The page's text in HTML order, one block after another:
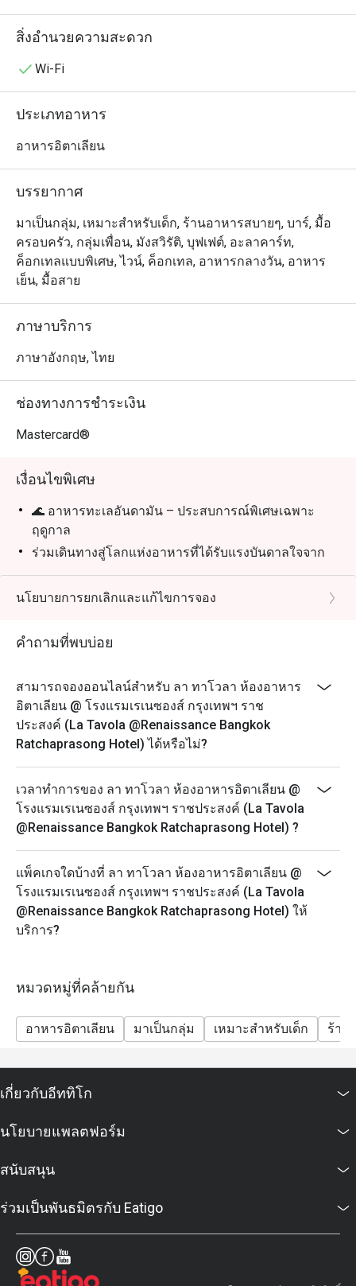
อย่างพิถีพิถัน อาทิ อาหารทะเลสดใหม่ เครื่องเทศอิตาเลียน
พื้นบ้าน รังสรรค์ในครัวเปิดที่ลูกค้าสามารถมองเห็นและ
อบอุ่นเหมือนอยู่บ้าน อีกทั้งเครื่องดื่มที่คัดสรรมาอย่างดีเพื่อ
อิตาเลียน หรือค๊อกเทลต่างๆ
สิ่งอำนวยความสะดวก
Wi-Fi
ประเภทอาหาร
อาหารอิตาเลียน
บรรยากาศ
มาเป็นกลุ่ม, เหมาะสำหรับเด็ก, ร้านอาหารสบายๆ, บาร์, มื้อ
ครอบครัว, กลุ่มเพื่อน, มังสวิรัติ, บุฟเฟต์, อะลาคาร์ท,
ค็อกเทลแบบพิเศษ, ไวน์, ค็อกเทล, อาหารกลางวัน, อาหาร
เย็น, มื้อสาย
ภาษาบริการ
ภาษาอังกฤษ, ไทย
ช่องทางการชำระเงิน
Mastercard®
เงื่อนไขพิเศษ
🌊 อาหารทะเลอันดามัน – ประสบการณ์พิเศษเฉพาะ
ฤดูกาล
ร่วมเดินทางสู่โลกแห่งอาหารที่ได้รับแรงบันดาลใจจาก
ขุมทรัพย์แห่งทะเลอันดามันและรสชาติอันเป็นอมตะของ
ภูเก็ตชั้นดี กุ้งอันดามันสดใหม่ และอาหารทะเลตาม
ฤดูกาลชั้นเลิศ นำเสนอความเข้มข้นของวัตถุดิบท้องถิ่น
จากท้องทะเลสู่โต๊ะอาหาร เมนูพิเศษนี้เฉลิมฉลองเสน่ห์
อันมีชีวิตชีวาของชายฝั่งทางใต้ของประเทศไทย ยกระดับ
ด้วยความอบอุ่น ความหรูหรา และฝีมือการทำอาหาร
อิตาเลียน
การเฉลิมฉลองแห่งท้องทะเล – สดใหม่ หรูหรา และเป็น
เอกลักษณ์เฉพาะของ La Tavola
💰 ราคาเริ่มต้นที่ THB 690++
📅 โปรโมชั่นนี้ใช้ได้ถึง 31 สิงหาคม 2569
🍽 อาหารกลางวัน: 12:00 – 15:00 น.
🌙 อาหารเย็น: 18:00 – 22:30 น.
⚠ เมนูตามฤดูกาล – มีให้บริการในระยะเวลาจำกัด
• ส่วนลดใช้ได้เฉพาะอาหารเท่านั้น
• ราคาเป็นเงินบาท และยังไม่รวมค่าบริการ 10% และ
นโยบายการยกเลิกและแก้ไขการจอง
คำถามที่พบบ่อย
สามารถจองออนไลน์สำหรับ ลา ทาโวลา ห้องอาหาร
อิตาเลียน @ โรงแรมเรเนซองส์ กรุงเทพฯ ราช
ประสงค์ (La Tavola @Renaissance Bangkok
Ratchaprasong Hotel) ได้หรือไม่?
เวลาทำการของ ลา ทาโวลา ห้องอาหารอิตาเลียน @
โรงแรมเรเนซองส์ กรุงเทพฯ ราชประสงค์ (La Tavola
@Renaissance Bangkok Ratchaprasong Hotel) ?
แพ็คเกจใดบ้างที่ ลา ทาโวลา ห้องอาหารอิตาเลียน @
โรงแรมเรเนซองส์ กรุงเทพฯ ราชประสงค์ (La Tavola
@Renaissance Bangkok Ratchaprasong Hotel) ให้
บริการ?
หมวดหมู่ที่คล้ายกัน
อาหารอิตาเลียน มาเป็นกลุ่ม เหมาะสำหรับเด็ก ร้าน
เกี่ยวกับอีททิโก
นโยบายแพลตฟอร์ม
สนับสนุน
ร่วมเป็นพันธมิตรกับ Eatigo